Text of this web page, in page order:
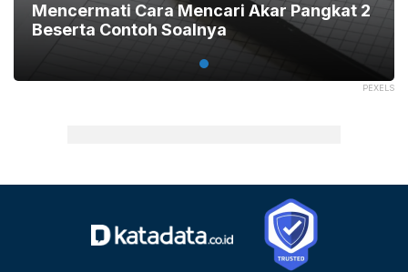
PEXELS
Mencermati Cara Mencari Akar Pangkat 2
Beserta Contoh Soalnya